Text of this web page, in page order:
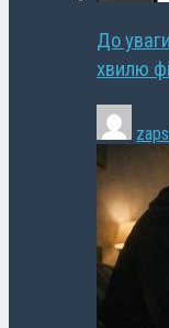
До
хвилю